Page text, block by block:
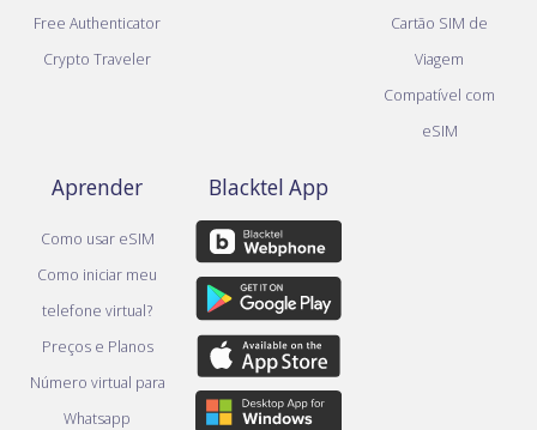
Free Authenticator
Crypto Traveler
Cartão SIM de
Viagem
Compatível com
eSIM
Aprender
Como usar eSIM
Como iniciar meu
telefone virtual?
Preços e Planos
Número virtual para
Whatsapp
Blacktel App